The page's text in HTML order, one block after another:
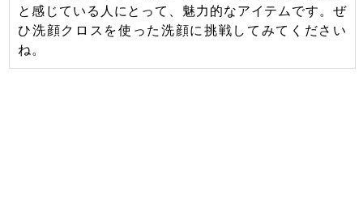
と感じている人にとって、魅力的なアイテムです。ぜ
ひ洗顔クロスを使った洗顔に挑戦してみてください
ね。